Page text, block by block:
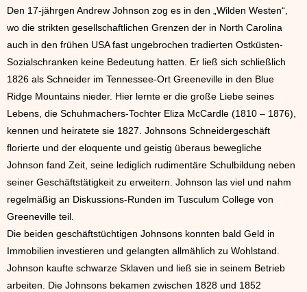
Den 17-jährgen Andrew Johnson zog es in den „Wilden Westen“,
wo die strikten gesellschaftlichen Grenzen der in North Carolina
auch in den frühen USA fast ungebrochen tradierten Ostküsten-
Sozialschranken keine Bedeutung hatten. Er ließ sich schließlich
1826 als Schneider im Tennessee-Ort Greeneville in den Blue
Ridge Mountains nieder. Hier lernte er die große Liebe seines
Lebens, die Schuhmachers-Tochter Eliza McCardle (1810 – 1876),
kennen und heiratete sie 1827. Johnsons Schneidergeschäft
florierte und der eloquente und geistig überaus bewegliche
Johnson fand Zeit, seine lediglich rudimentäre Schulbildung neben
seiner Geschäftstätigkeit zu erweitern. Johnson las viel und nahm
regelmäßig an Diskussions-Runden im Tusculum College von
Greeneville teil.
Die beiden geschäftstüchtigen Johnsons konnten bald Geld in
Immobilien investieren und gelangten allmählich zu Wohlstand.
Johnson kaufte schwarze Sklaven und ließ sie in seinem Betrieb
arbeiten. Die Johnsons bekamen zwischen 1828 und 1852